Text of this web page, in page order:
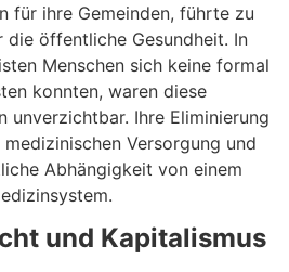
für ihre Gemeinden, führte zu
die öffentliche Gesundheit. In
Menschen sich keine formal
konnten, waren diese
unverzichtbar. Ihre Eliminierung
Versorgung und
Abhängigkeit von einem
und Kapitalismus